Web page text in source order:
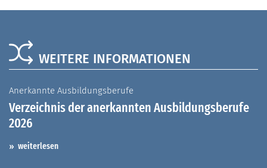
WEITERE INFORMATIONEN
Anerkannte Ausbildungsberufe
Verzeichnis der anerkannten Ausbildungsberufe
2026
weiterlesen